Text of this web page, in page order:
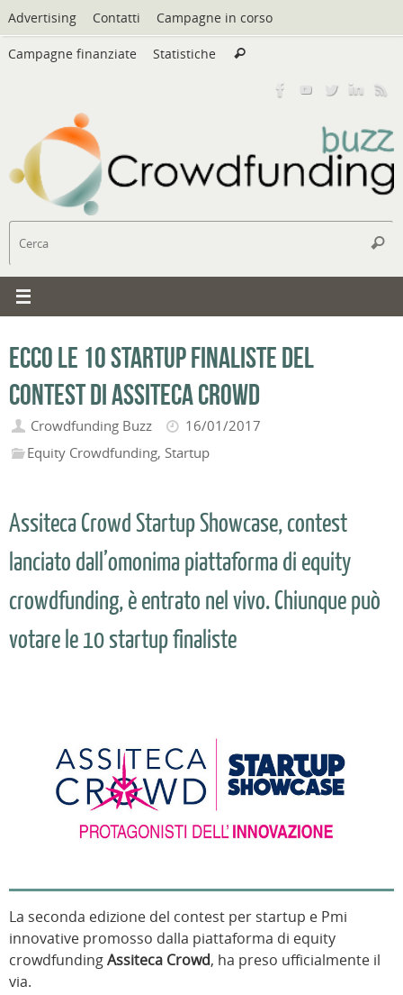
Vai
al
contenuto
Advertising Contatti Campagne in corso
Campagne finanziate Statistiche Cerca
Cerca
Ecco le 10 startup finaliste del
contest di Assiteca Crowd
Crowdfunding Buzz
16/01/2017
Equity Crowdfunding, Startup
Assiteca Crowd Startup Showcase, contest
lanciato dall’omonima piattaforma di equity
crowdfunding, è entrato nel vivo. Chiunque può
votare le 10 startup finaliste
La seconda edizione del contest per startup e Pmi
innovative promosso dalla piattaforma di equity
crowdfundingAssiteca Crowd, ha preso ufficialmente il
via.